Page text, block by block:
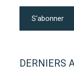
DERNIERS